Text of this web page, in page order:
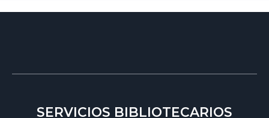
SERVICIOS BIBLIOTECARIOS